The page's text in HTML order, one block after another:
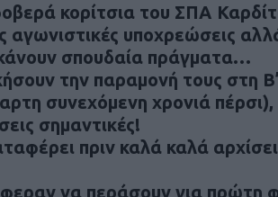
κορίτσια του ΣΠΑ
αγωνιστικές υποχρεώσεις
σπουδαία πράγματα…
την παραμονή τους στη
συνεχόμενη χρονιά
σημαντικές!
πριν καλά καλά
να περάσουν για πρώτη